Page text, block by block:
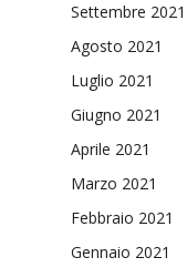
Settembre 2021
Agosto 2021
Luglio 2021
Giugno 2021
Aprile 2021
Marzo 2021
Febbraio 2021
Gennaio 2021